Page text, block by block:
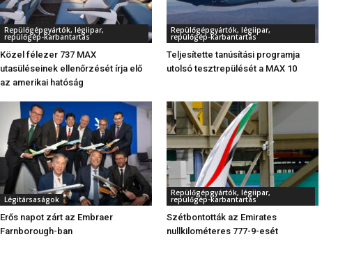
Repülőgépgyártók, légiipar,
repülőgép-karbantartás
Közel félezer 737 MAX
utasüléseinek ellenőrzését írja elő
az amerikai hatóság
Repülőgépgyártók, légiipar,
repülőgép-karbantartás
Teljesítette tanúsítási programja
utolsó tesztrepülését a MAX 10
Légitársaságok
Erős napot zárt az Embraer
Farnborough-ban
Repülőgépgyártók, légiipar,
repülőgép-karbantartás
Szétbontották az Emirates
nullkilométeres 777-9-esét